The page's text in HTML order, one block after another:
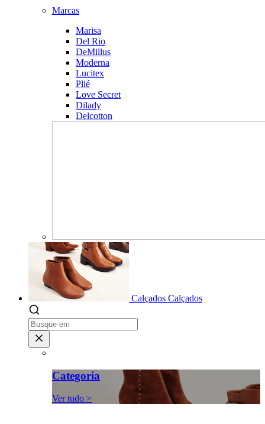
Marcas
Marisa
Del Rio
DeMillus
Moderna
Lucitex
Plié
Love Secret
Dilady
Delcotton
Calçados Calçados
Categoria
Ver tudo >